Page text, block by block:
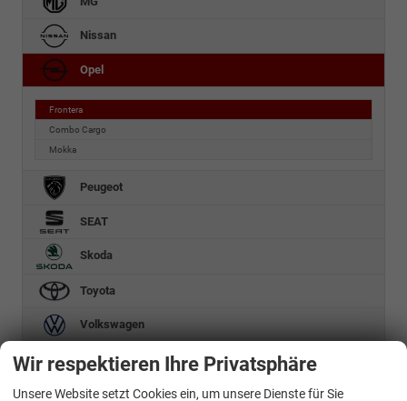
Nissan
Opel
Frontera
Combo Cargo
Mokka
Peugeot
SEAT
Skoda
Toyota
Volkswagen
Weitere
Wir respektieren Ihre Privatsphäre
Unsere Website setzt Cookies ein, um unsere Dienste für Sie